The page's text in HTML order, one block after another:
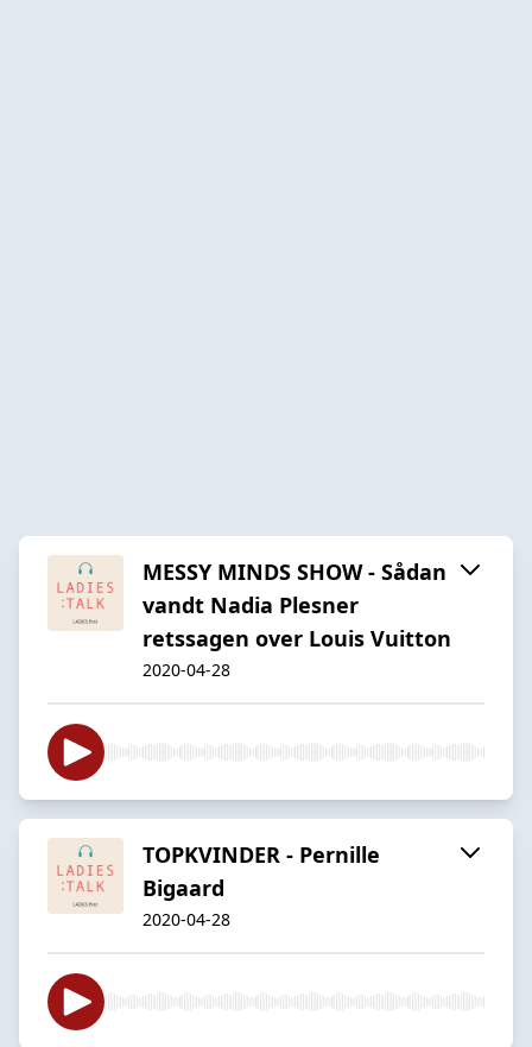
MESSY MINDS SHOW - Sådan
vandt Nadia Plesner
retssagen over Louis Vuitton
2020-04-28
TOPKVINDER - Pernille
Bigaard
2020-04-28